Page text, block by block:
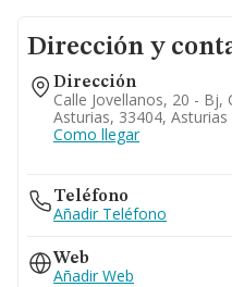
Dirección y
Dirección
Calle Jovellanos, 20 - Bj,
Asturias, 33404, Asturias
Como llegar
Teléfono
Añadir Teléfono
Web
Añadir Web